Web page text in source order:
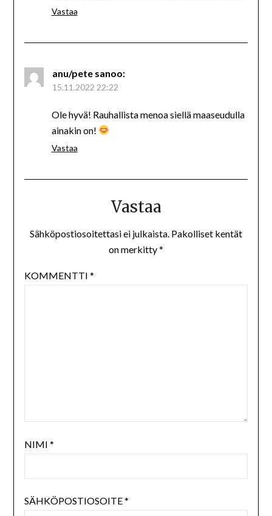
Vastaa
anu/pete sanoo:
15.11.2022 22:22
Ole hyvä! Rauhallista menoa siellä maaseudulla
ainakin on!
Vastaa
Vastaa
Sähköpostiosoitettasi ei julkaista. Pakolliset kentät
on merkitty*
KOMMENTTI *
NIMI *
SÄHKÖPOSTIOSOITE*